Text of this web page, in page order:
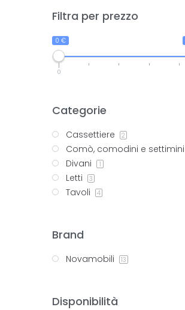
Filtra per prezzo
0 €
0
Categorie
Cassettiere 2
Comò, comodini e settimini
Divani 1
Letti 3
Tavoli 4
Brand
Novamobili 13
Disponibilità